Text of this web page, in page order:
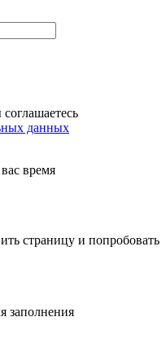
данных
время
страницу и попробовать
заполнения